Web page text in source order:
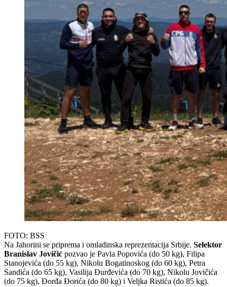
FOTO: BSS
Na Jahorini se priprema i omladinska reprezentacija Srbije. Selektor
Branislav Jovičić pozvao je Pavla Popovića (do 50 kg), Filipa
Stanojevića (do 55 kg), Nikolu Bogatinoskog (do 60 kg), Petra
Sandića (do 65 kg), Vasilija Đurđevića (do 70 kg), Nikolu Jovičića
(do 75 kg), Đorđa Đorića (do 80 kg) i Veljka Ristića (do 85 kg).